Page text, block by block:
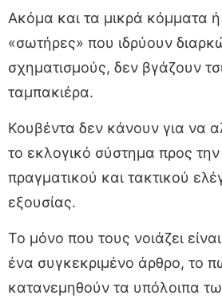
Ακόμα και τα μικρά κόμματα ή
«σωτήρες» που ιδρύουν
σχηματισμούς, δεν βγάζουν
ταμπακιέρα.
Κουβέντα δεν κάνουν για να
το εκλογικό σύστημα προς
πραγματικού και τακτικού
εξουσίας.
Το μόνο που τους νοιάζει
ένα συγκεκριμένο άρθρο, το
κατανεμηθούν τα υπόλοιπα